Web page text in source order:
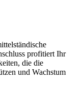
profitiert Ihr
die die
und Wachstum